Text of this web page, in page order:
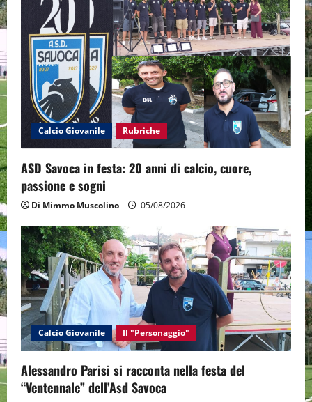
a
n
Calcio Giovanile Rubriche
ASD Savoca in festa: 20 anni di calcio, cuore,
passione e sogni
Di Mimmo Muscolino 05/08/2026
Calcio Giovanile Il "Personaggio"
Alessandro Parisi si racconta nella festa del
“Ventennale” dell’Asd Savoca